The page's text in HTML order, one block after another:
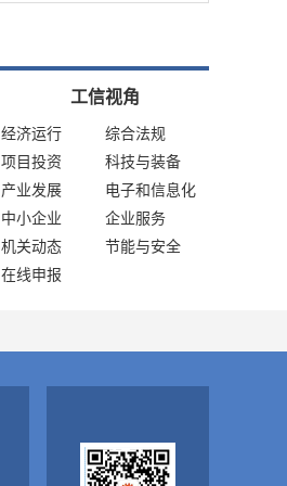
工信视角
经济运行
综合法规
项目投资
科技与装备
产业发展
电子和信息化
中小企业
企业服务
机关动态
节能与安全
在线申报